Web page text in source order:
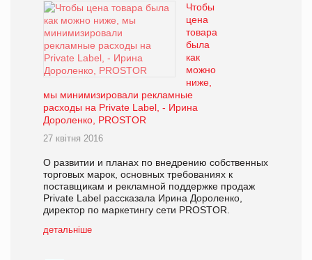
Чтобы
цена
товара
была
как
можно
ниже,
мы минимизировали рекламные
расходы на Private Label, - Ирина
Дороленко, PROSTOR
27 квітня 2016
О развитии и планах по внедрению собственных
торговых марок, основных требованиях к
поставщикам и рекламной поддержке продаж
Private Label рассказала Ирина Дороленко,
директор по маркетингу сети PROSTOR.
детальніше